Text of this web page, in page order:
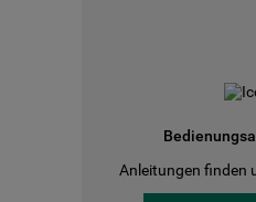
Anleitungen finden